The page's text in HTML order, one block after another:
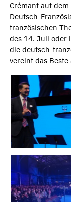
Crémant auf
Deutsch-
französischen
des 14. Juli oder
die deutsch-
vereint das Beste